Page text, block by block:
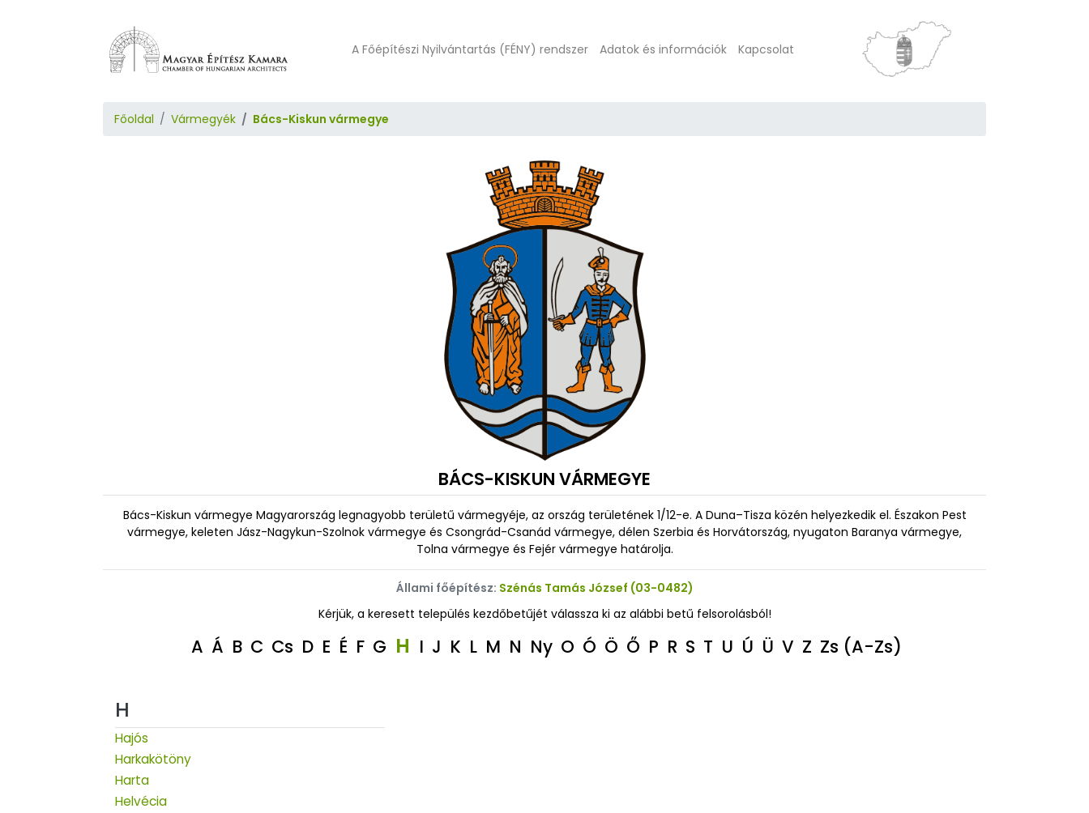
A Főépítészi Nyilvántartás (FÉNY) rendszer Adatok és információk Kapcsolat
Főoldal Vármegyék Bács-Kiskun vármegye
BÁCS-KISKUN VÁRMEGYE
Bács-Kiskun vármegye Magyarország legnagyobb területű vármegyéje, az ország területének 1/12-e. A Duna–Tisza közén helyezkedik el. Északon Pest
vármegye, keleten Jász-Nagykun-Szolnok vármegye és Csongrád-Csanád vármegye, délen Szerbia és Horvátország, nyugaton Baranya vármegye,
Tolna vármegye és Fejér vármegye határolja.
Állami főépítész: Szénás Tamás József (03-0482)
Kérjük, a keresett település kezdőbetűjét válassza ki az alábbi betű felsorolásból!
A Á B C Cs D E É F G H I J K L M N Ny O Ó Ö Ő P R S T U Ú Ü V Z Zs (A-Zs)
H
Hajós
Harkakötöny
Harta
Helvécia